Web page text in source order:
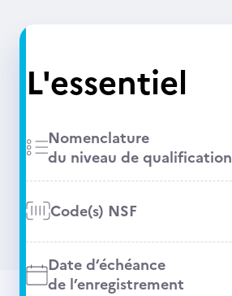
L'essentiel
Nomenclature
du niveau de qualification
Code(s) NSF
Date d’échéance
de l’enregistrement